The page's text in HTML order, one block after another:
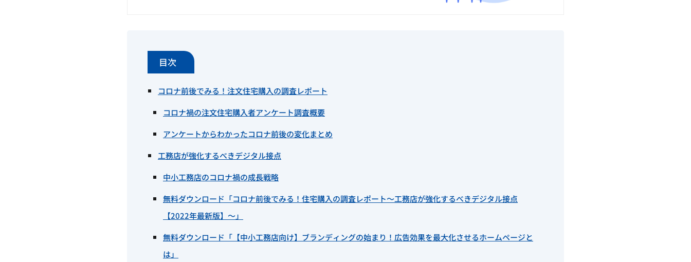
目次
コロナ前後でみる！注文住宅購入の調査レポート
コロナ禍の注文住宅購入者アンケート調査概要
アンケートからわかったコロナ前後の変化まとめ
工務店が強化するべきデジタル接点
中小工務店のコロナ禍の成長戦略
無料ダウンロード「コロナ前後でみる！住宅購入の調査レポート～工務店が強化するべきデジタル接点
【2022年最新版】～」
無料ダウンロード「【中小工務店向け】ブランディングの始まり！広告効果を最大化させるホームページと
は」